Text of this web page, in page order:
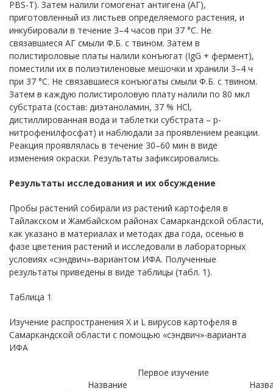
PBS-T). Затем налили гомогенат антигена (АГ),
приготовленный из листьев определяемого растения, и
инкубировали в течение 3–4 часов при 37 °С. Не
связавшиеся АГ смыли Ф.Б. с твином. Затем в
полистироловые платы налили конъюгат (IgG + фермент),
поместили их в полиэтиленовые мешочки и хранили 3–4 ч
при 37 °С. Не связавшиеся конъюгаты смыли Ф.Б. с твином.
Затем в каждую полистироловую плату налили по 80 мкл
субстрата (состав: диэтаноламин, 37 % HCl,
дистиллированная вода и таблетки субстрата – р-
нитрофенилфосфат) и наблюдали за проявлением реакции.
Реакция проявлялась в течение 30–60 мин в виде
изменения окраски. Результаты зафиксировались.
Результаты исследования и их обсуждение
Пробы растений собирали из растений картофеля в
Тайлакском и Жамбайском районах Самаркандской области,
как указано в материалах и методах два года, осенью в
фазе цветения растений и исследовали в лабораторных
условиях «cэндвич»-вариантом ИФА. Полученные
результаты приведены в виде таблицы (табл. 1).
Таблица 1
Изучение распространения Х и L вирусов картофеля в
Самаркандской области с помощью «cэндвич»-варианта
ИФА
Название
Первое изучение